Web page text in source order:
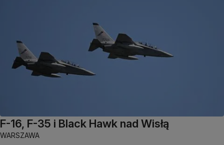
F-16, F-35 i Black Hawk nad Wisłą
WARSZAWA